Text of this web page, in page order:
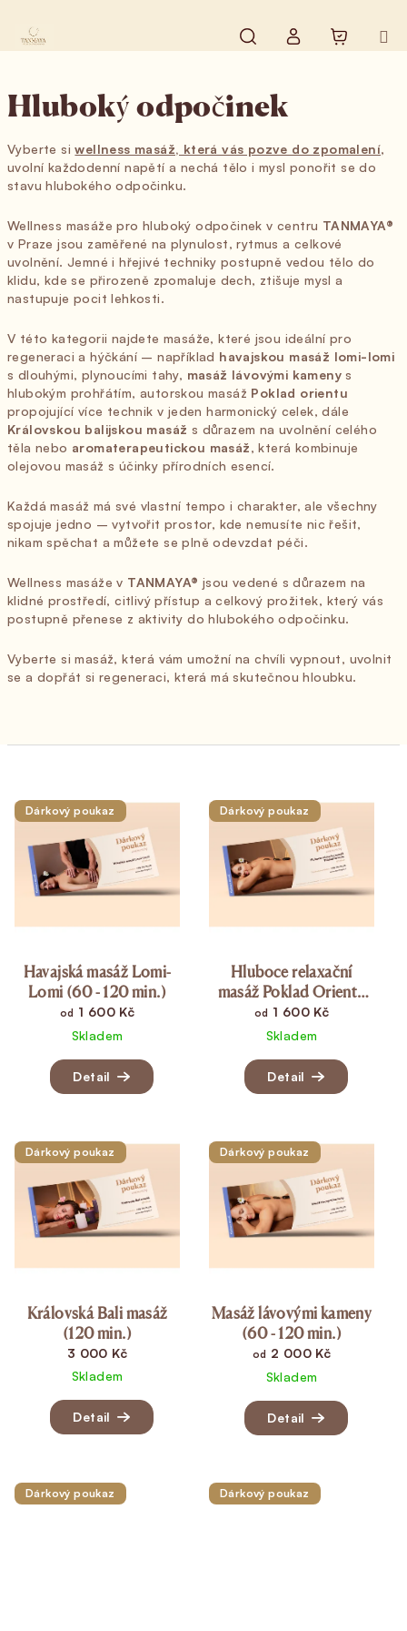
Hluboký odpočinek
Vyberte siwellness masáž, která vás pozve do zpomalení,
uvolní každodenní napětí a nechá tělo i mysl ponořit se do
stavu hlubokého odpočinku.
Wellness masáže pro hluboký odpočinek v centru TANMAYA®
v Praze jsou zaměřené na plynulost, rytmus a celkové
uvolnění. Jemné i hřejivé techniky postupně vedou tělo do
klidu, kde se přirozeně zpomaluje dech, ztišuje mysl a
nastupuje pocit lehkosti.
V této kategorii najdete masáže, které jsou ideální pro
regeneraci a hýčkání – například havajskou masáž lomi-lomi
s dlouhými, plynoucími tahy, masáž lávovými kameny s
hlubokým prohřátím, autorskou masáž Poklad orientu
propojující více technik v jeden harmonický celek, dále
Královskou balijskou masáž s důrazem na uvolnění celého
těla nebo aromaterapeutickou masáž, která kombinuje
olejovou masáž s účinky přírodních esencí.
Každá masáž má své vlastní tempo i charakter, ale všechny
spojuje jedno – vytvořit prostor, kde nemusíte nic řešit,
nikam spěchat a můžete se plně odevzdat péči.
Wellness masáže v TANMAYA® jsou vedené s důrazem na
klidné prostředí, citlivý přístup a celkový prožitek, který vás
postupně přenese z aktivity do hlubokého odpočinku.
Vyberte si masáž, která vám umožní na chvíli vypnout, uvolnit
se a dopřát si regeneraci, která má skutečnou hloubku.
Dárkový poukaz
Havajská masáž Lomi-
Lomi (60 - 120 min.)
od 1 600 Kč
Skladem
Detail
Dárkový poukaz
Hluboce relaxační
masáž Poklad Orientu
(60 - 120 min.)
od 1 600 Kč
Skladem
Detail
Dárkový poukaz
Královská Bali masáž
(120 min.)
3 000 Kč
Skladem
Detail
Dárkový poukaz
Masáž lávovými kameny
(60 - 120 min.)
od 2 000 Kč
Skladem
Detail
Dárkový poukaz Dárkový poukaz